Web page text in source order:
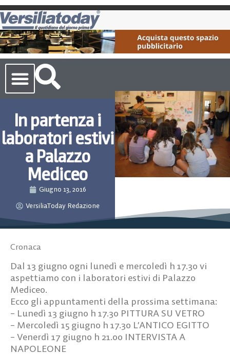
In partenza i
laboratori estivi
a Palazzo
Mediceo
Giugno 13, 2016
VersiliaToday Redazione
Cronaca
Dal 13 giugno ogni lunedì e mercoledì h 17.30 vi
aspettiamo con i laboratori estivi di Palazzo
Mediceo.
Ecco gli appuntamenti della prossima settimana:
– Lunedì 13 giugno h 17.30 PITTURA SU VETRO
– Mercoledì 15 giugno h 17.30 L’ANTICO EGITTO
– Venerdì 17 giugno h 21.00 INTERVISTA A
NAPOLEONE